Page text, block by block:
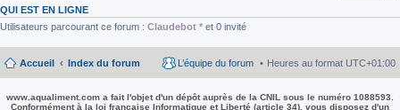
QUI EST EN LIGNE
Utilisateurs parcourant ce forum : Claudebot * et 0 invité
Accueil Index du forum Heures au format UTC+01:00
L’équipe du forum
www.aqualiment.com a fait l'objet d'un dépôt auprès de la CNIL sous le numéro 1088593.
Conformément à la loi française Informatique et Liberté (article 34), vous disposez d'un